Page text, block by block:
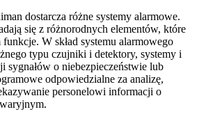
dostarcza różne systemy alarmowe.
się z różnorodnych elementów, które
W skład systemu alarmowego
typu czujniki i detektory, systemy i
sygnałów o niebezpieczeństwie lub
odpowiedzialne za analizę,
personelowi informacji o